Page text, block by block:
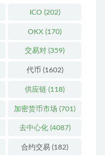
ICO (202)
OKX (170)
交易对 (359)
代币 (1602)
供应链 (118)
加密货币市场 (701)
去中心化(4087)
合约交易 (182)